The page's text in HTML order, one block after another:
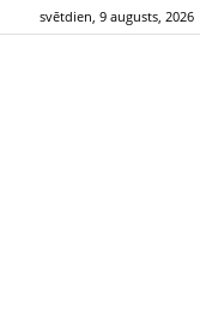
svētdien, 9 augusts, 2026